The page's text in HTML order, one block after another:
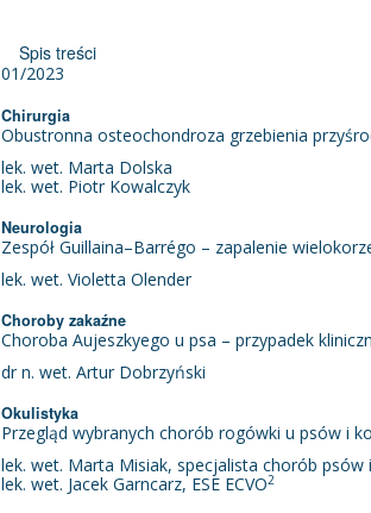
Spis treści
01/2023
Chirurgia
Obustronna osteochondroza grzebienia
lek. wet. Marta Dolska
lek. wet. Piotr Kowalczyk
Neurologia
Zespół Guillaina–Barrégo – zapalenie
lek. wet. Violetta Olender
Choroby zakaźne
Choroba Aujeszkyego u psa – przypadek
dr n. wet. Artur Dobrzyński
Okulistyka
Przegląd wybranych chorób rogówki u psów i
lek. wet. Marta Misiak, specjalista chorób psów
lek. wet. Jacek Garncarz, ESE ECVO2